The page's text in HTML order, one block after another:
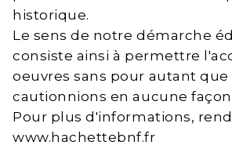
historique.
Le sens de notre démarche
consiste ainsi à permettre
oeuvres sans pour autant que
cautionnions en aucune
Pour plus d'informations,
www.hachettebnf.fr